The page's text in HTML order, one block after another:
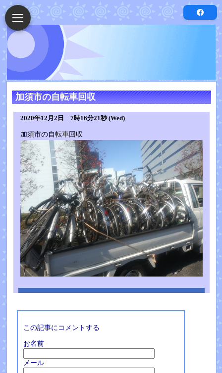
加須市の自転車回収
2020年12月2日 7時16分21秒 (Wed)
加須市の自転車回収
この記事にコメントする
お名前
メール